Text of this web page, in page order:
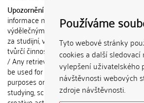
Používáme
Tyto webové stránky
cookies a další
vylepšení uživatelského
návštěvnosti webových
zdroje návštěvnosti.
Upozornění / Notice:
informace nemohou být použity k
výdělečným účelům nebo vydávány
za studijní, vědeckou nebo jinou
tvůrčí činnost jiné osoby než autora.
/ Any retrieved information shall not
be used for any commercial
purposes or claimed as results of
studying, scientific or any other